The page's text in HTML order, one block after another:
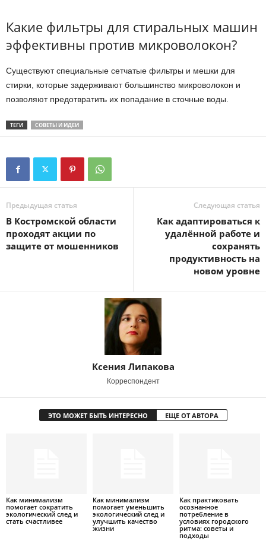
Какие фильтры для стиральных машин
эффективны против микроволокон?
Существуют специальные сетчатые фильтры и мешки для
стирки, которые задерживают большинство микроволокон и
позволяют предотвратить их попадание в сточные воды.
ТЕГИ СОВЕТЫ И ИДЕИ
Предыдущая статья
В Костромской области
проходят акции по
защите от мошенников
Следующая статья
Как адаптироваться к
удалённой работе и
сохранять
продуктивность на
новом уровне
Ксения Липакова
Корреспондент
ЭТО МОЖЕТ БЫТЬ ИНТЕРЕСНО ЕЩЕ ОТ АВТОРА
Как минимализм
помогает сократить
экологический след и
стать счастливее
Как минимализм
помогает уменьшить
экологический след и
улучшить качество
жизни
Как практиковать
осознанное
потребление в
условиях городского
ритма: советы и
подходы